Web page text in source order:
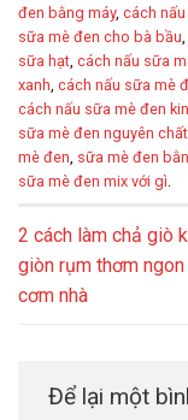
đen bằng máy, cách
sữa mè đen cho bà bầu
sữa hạt cách nấu sữa
xanh cách nấu sữa mè
cách nấu sữa mè đen
sữa mè đen nguyên chất
mè đen sữa mè đen
sữa mè đen mix với gì
2 cách làm chả giò
giòn rụm thơm
cơm nhà
Để lại một